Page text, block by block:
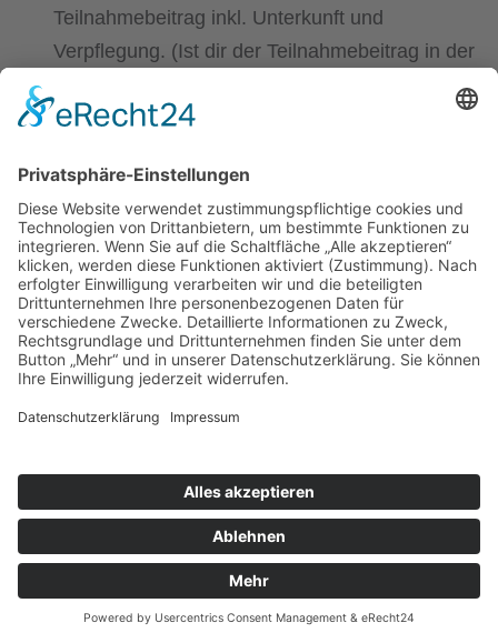
Teilnahmebeitrag inkl. Unterkunft und
Verpflegung. (Ist dir der Teilnahmebeitrag in der
Worum geht’s? Du arbeitest gern mit jungen
begleiten oder Ferienfreizeiten mitzugestalten?
Dann ist die Juleica vielleicht genau […]
VorherigeVeranstaltungen
Nächste Veranstaltungen